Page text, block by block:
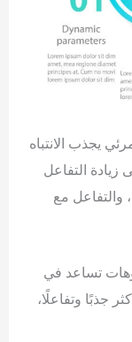
يجذب الانتباه
التفاعل
والتفاعل مع
تساعد في
جذبًا وتفاعلًا،